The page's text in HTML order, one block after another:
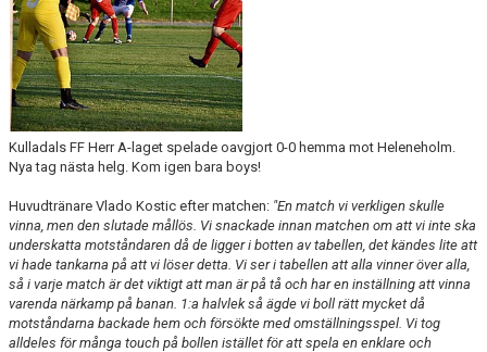
BILDGALLERI
KONTAKT
MATCHER
KFF HERR A INSTAGRAM
Kulladals FF Herr A-laget spelade oavgjort 0-0 hemma mot Heleneholm.
Nya tag nästa helg. Kom igen bara boys!
Huvudtränare Vlado Kostic efter matchen: "En match vi verkligen skulle
vinna, men den slutade mållös. Vi snackade innan matchen om att vi inte ska
underskatta motståndaren då de ligger i botten av tabellen, det kändes lite att
vi hade tankarna på att vi löser detta. Vi ser i tabellen att alla vinner över alla,
så i varje match är det viktigt att man är på tå och har en inställning att vinna
varenda närkamp på banan. 1:a halvlek så ägde vi boll rätt mycket då
motståndarna backade hem och försökte med omställningsspel. Vi tog
alldeles för många touch på bollen istället för att spela en enklare och